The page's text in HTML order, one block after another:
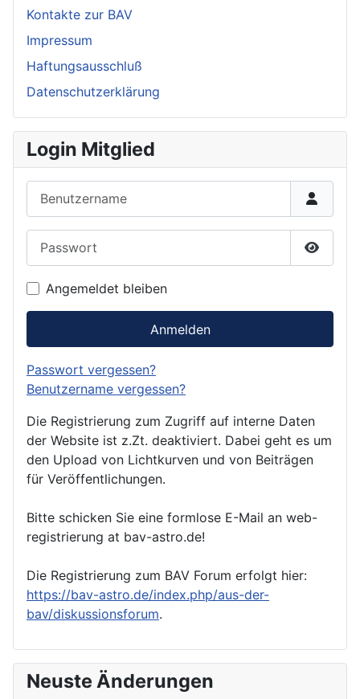
Kontakte zur BAV
Impressum
Haftungsausschluß
Datenschutzerklärung
Login Mitglied
Angemeldet bleiben
Anmelden
Passwort vergessen?
Benutzername vergessen?
Die Registrierung zum Zugriff auf interne Daten
der Website ist z.Zt. deaktiviert. Dabei geht es um
den Upload von Lichtkurven und von Beiträgen
für Veröffentlichungen.
Bitte schicken Sie eine formlose E-Mail an web-
registrierung at bav-astro.de!
Die Registrierung zum BAV Forum erfolgt hier:
https://bav-astro.de/index.php/aus-der-
bav/diskussionsforum.
Neuste Änderungen